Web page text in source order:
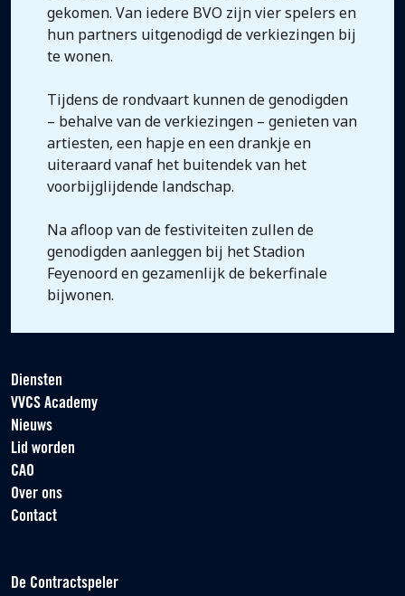
gekomen. Van iedere BVO zijn vier spelers en
hun partners uitgenodigd de verkiezingen bij
te wonen.
Tijdens de rondvaart kunnen de genodigden
– behalve van de verkiezingen – genieten van
artiesten, een hapje en een drankje en
uiteraard vanaf het buitendek van het
voorbijglijdende landschap.
Na afloop van de festiviteiten zullen de
genodigden aanleggen bij het Stadion
Feyenoord en gezamenlijk de bekerfinale
bijwonen.
Diensten
VVCS Academy
Nieuws
Lid worden
CAO
Over ons
Contact
De Contractspeler